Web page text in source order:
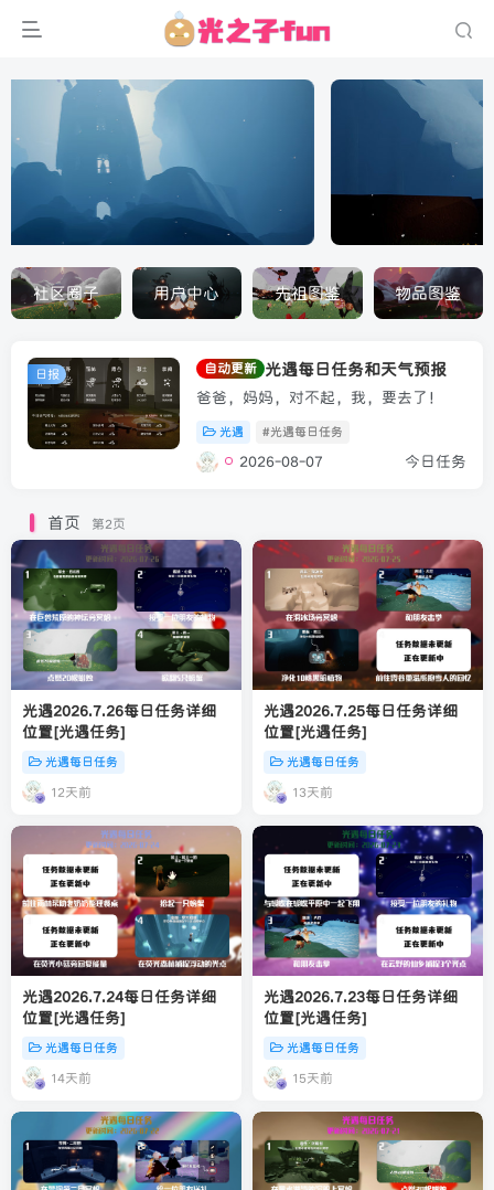
云巢复苏时
向导一起唤醒寂静的小镇，帮助先祖们恢复云巢往日生
社区圈子 用户中心 先祖图鉴 物品图鉴
日报 自动更新 光遇每日任务和天气预报
爸爸，妈妈，对不起，我，要去了！
光遇 #光遇每日任务
2026-08-07 今日任务
首页 第2页
光遇2026.7.26每日任务详细
位置[光遇任务]
光遇每日任务
12天前
光遇2026.7.25每日任务详细
位置[光遇任务]
光遇每日任务
13天前
光遇2026.7.24每日任务详细
位置[光遇任务]
光遇每日任务
14天前
光遇2026.7.23每日任务详细
位置[光遇任务]
光遇每日任务
15天前